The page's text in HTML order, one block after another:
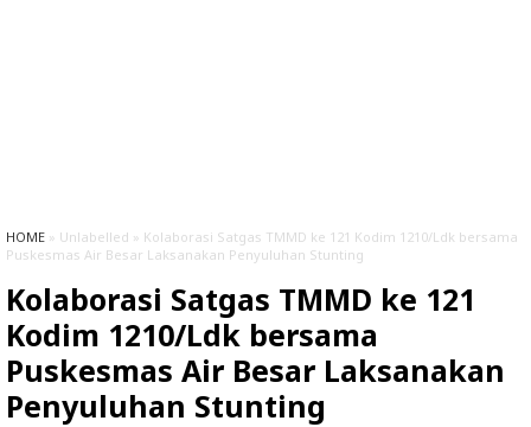
HOME » Unlabelled » Kolaborasi Satgas TMMD ke 121 Kodim 1210/Ldk bersama
Puskesmas Air Besar Laksanakan Penyuluhan Stunting
Kolaborasi Satgas TMMD ke 121
Kodim 1210/Ldk bersama
Puskesmas Air Besar Laksanakan
Penyuluhan Stunting